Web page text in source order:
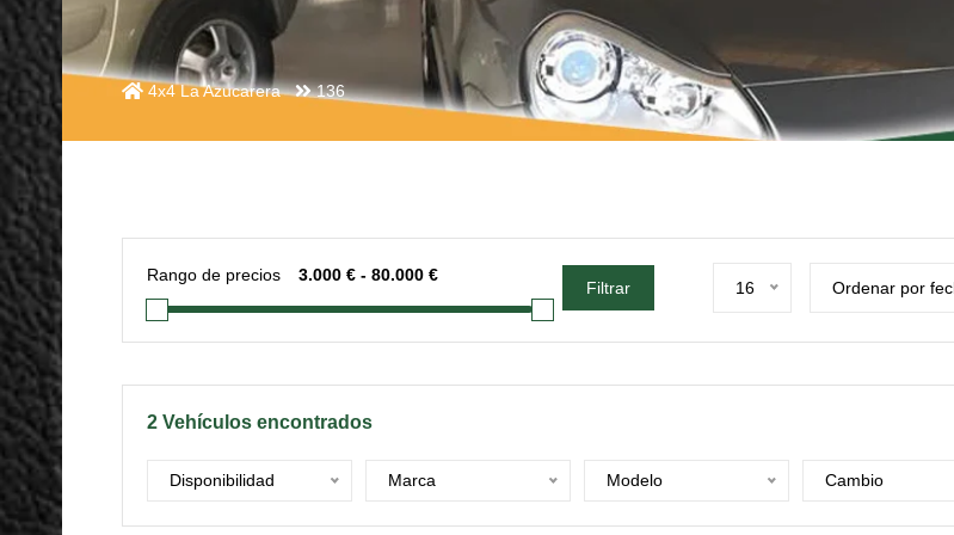
4x4 La Azucarera 136
Rango de precios
Filtrar 16 Ordenar por
2 Vehículos encontrados
Disponibilidad Marca Modelo Cambio